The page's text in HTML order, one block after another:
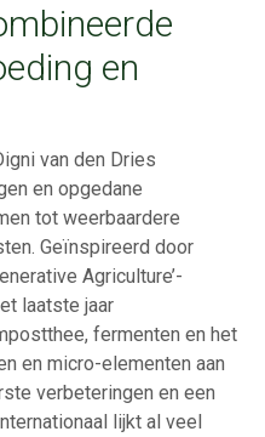
en
van den Dries
en opgedane
tot weerbaardere
Geïnspireerd door
Agriculture’-
laatste jaar
fermenten en het
en micro-elementen aan
verbeteringen en een
lijkt al veel